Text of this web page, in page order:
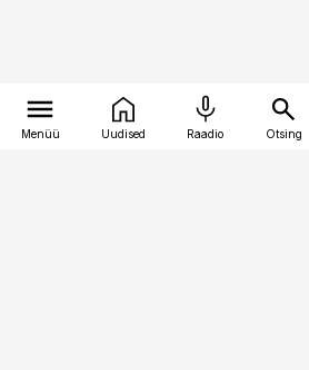
Menüü Uudised Raadio Otsing